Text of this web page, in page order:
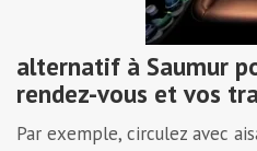
alternatif à Saumur
rendez-vous et vos
Par exemple, circulez avec